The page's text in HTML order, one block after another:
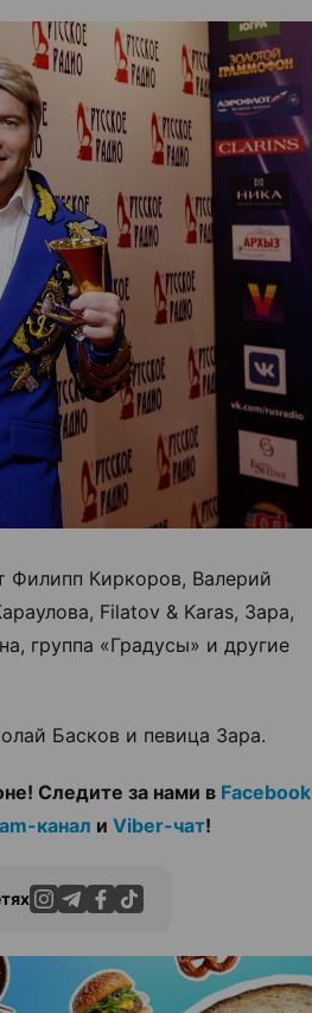
Филипп Киркоров, Валерий
Filatov & Karas, Зара,
группа «Градусы» и другие
Басков и певица Зара.
Следите за нами в Facebook
канал и Viber-чат!